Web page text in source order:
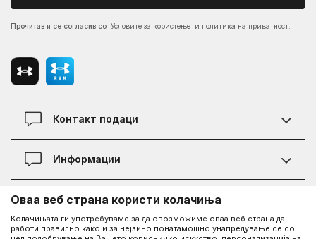
Прочитав и се согласив со Условите за користење и политика на приватност.
Контакт подаци
Контакт
Информации
Политика на приватност
Информации за Under Armour
За нас - приказната за Under Armour
Оваа веб страна користи колачиња
Колачињата ги употребуваме за да овозможиме оваа веб страна да
работи правилно како и за нејзино понатамошно унапредување се со